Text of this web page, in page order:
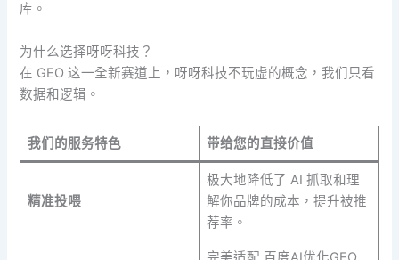
库。
为什么选择呀呀科技？
在 GEO 这一全新赛道上，呀呀科技不玩虚的概念，我们只看
数据和逻辑。
我们的服务特色 带给您的直接价值
精准投喂
极大地降低了 AI 抓取和理
解你品牌的成本，提升被推
荐率。